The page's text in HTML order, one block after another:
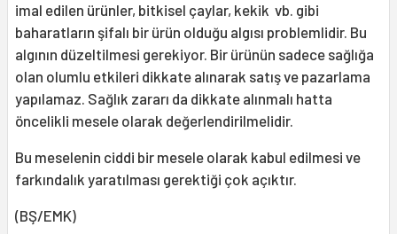
imal edilen ürünler, bitkisel çaylar, kekik vb. gibi
baharatların şifalı bir ürün olduğu algısı problemlidir. Bu
algının düzeltilmesi gerekiyor. Bir ürünün sadece sağlığa
olan olumlu etkileri dikkate alınarak satış ve pazarlama
yapılamaz. Sağlık zararı da dikkate alınmalı hatta
öncelikli mesele olarak değerlendirilmelidir.
Bu meselenin ciddi bir mesele olarak kabul edilmesi ve
farkındalık yaratılması gerektiği çok açıktır.
(BŞ/EMK)